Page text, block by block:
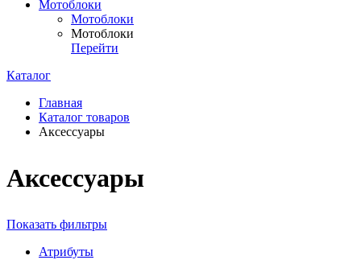
Мотоблоки
Мотоблоки
Мотоблоки
Перейти
Каталог
Главная
Каталог товаров
Аксессуары
Аксессуары
Показать фильтры
Атрибуты